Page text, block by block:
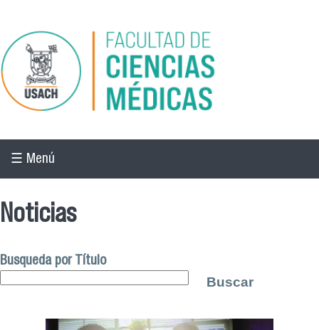
Pasar al contenido principal
☰ Menú
Noticias
Busqueda por Título